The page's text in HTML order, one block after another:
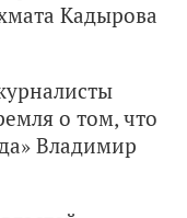
Кадырова
о том, что
Владимир